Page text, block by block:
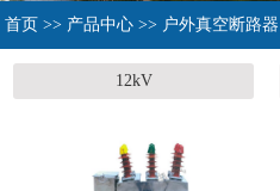
首页 >> 产品中心 >> 户外真空断路器
12kV